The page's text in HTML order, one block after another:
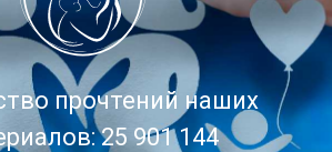
прочтений наших
25 901 144